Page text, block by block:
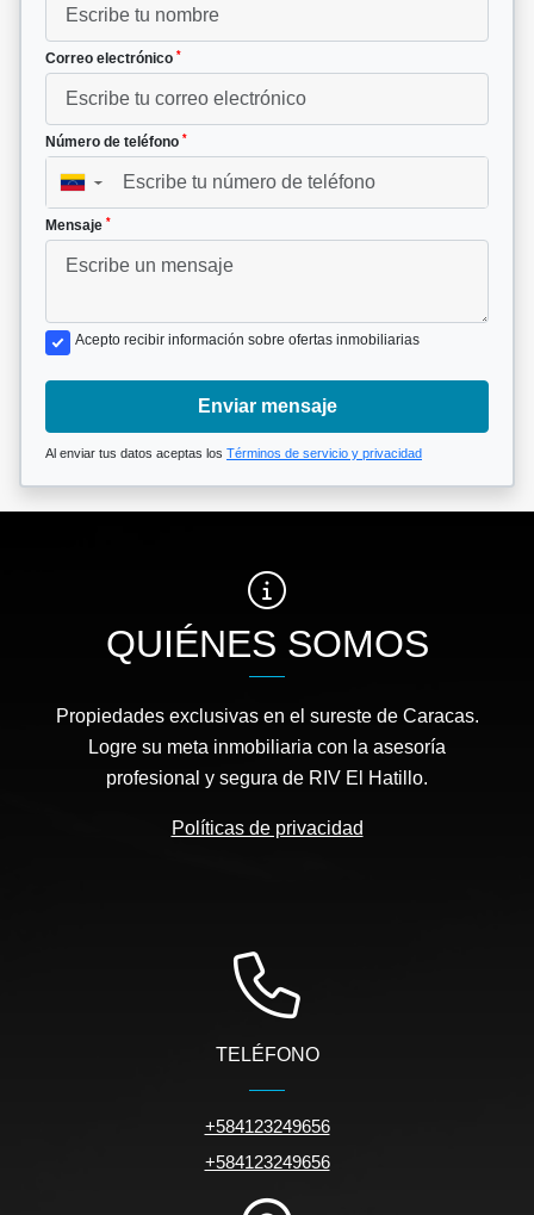
Correo electrónico *
Número de teléfono *
▼
Mensaje *
Acepto recibir información sobre ofertas inmobiliarias
Enviar mensaje
Al enviar tus datos aceptas los Términos de servicio y privacidad
QUIÉNES SOMOS
Propiedades exclusivas en el sureste de Caracas.
Logre su meta inmobiliaria con la asesoría
profesional y segura de RIV El Hatillo.
Políticas de privacidad
TELÉFONO
+584123249656
+584123249656